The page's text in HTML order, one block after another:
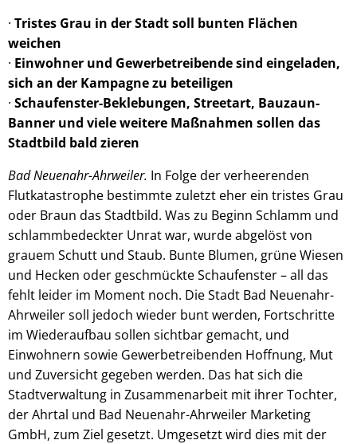
· Tristes Grau in der Stadt soll bunten Flächen
weichen
· Einwohner und Gewerbetreibende sind eingeladen,
sich an der Kampagne zu beteiligen
· Schaufenster-Beklebungen, Streetart, Bauzaun-
Banner und viele weitere Maßnahmen sollen das
Stadtbild bald zieren
Bad Neuenahr-Ahrweiler. In Folge der verheerenden
Flutkatastrophe bestimmte zuletzt eher ein tristes Grau
oder Braun das Stadtbild. Was zu Beginn Schlamm und
schlammbedeckter Unrat war, wurde abgelöst von
grauem Schutt und Staub. Bunte Blumen, grüne Wiesen
und Hecken oder geschmückte Schaufenster – all das
fehlt leider im Moment noch. Die Stadt Bad Neuenahr-
Ahrweiler soll jedoch wieder bunt werden, Fortschritte
im Wiederaufbau sollen sichtbar gemacht, und
Einwohnern sowie Gewerbetreibenden Hoffnung, Mut
und Zuversicht gegeben werden. Das hat sich die
Stadtverwaltung in Zusammenarbeit mit ihrer Tochter,
der Ahrtal und Bad Neuenahr-Ahrweiler Marketing
GmbH, zum Ziel gesetzt. Umgesetzt wird dies mit der